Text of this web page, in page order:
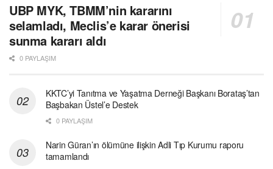
UBP MYK, TBMM’nin kararını
selamladı, Meclis’e karar önerisi
sunma kararı aldı
0 PAYLAŞIM
KKTC’yi Tanıtma ve Yaşatma Derneği Başkanı Borataş’tan
Başbakan Üstel’e Destek
0 PAYLAŞIM
Narin Güran’ın ölümüne ilişkin Adli Tıp Kurumu raporu
tamamlandı